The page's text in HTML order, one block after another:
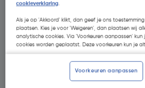
Oops!
cookieverklaring.
Als je op 'Akkoord' klikt, dan geef je ons
plaatsen. Kies je voor 'Weigeren', dan plaatsen wij
analytische cookies. Via 'Voorkeuren aanpassen' kun
cookies worden geplaatst. Deze voorkeuren kun je
Voorkeuren aanpassen